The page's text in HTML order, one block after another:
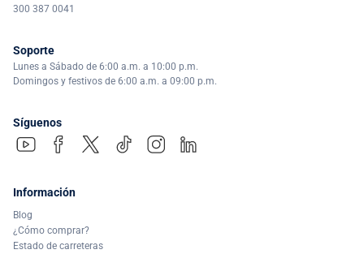
300 387 0041
Soporte
Lunes a Sábado de 6:00 a.m. a 10:00 p.m.
Domingos y festivos de 6:00 a.m. a 09:00 p.m.
Síguenos
Información
Blog
¿Cómo comprar?
Estado de carreteras